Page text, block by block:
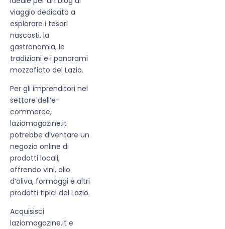
viaggio dedicato a
esplorare i tesori
nascosti, la
gastronomia, le
tradizioni e i panorami
mozzafiato del Lazio.
Per gli imprenditori nel
settore dell’e-
commerce,
laziomagazine.it
potrebbe diventare un
negozio online di
prodotti locali,
offrendo vini, olio
d’oliva, formaggi e altri
prodotti tipici del Lazio.
Acquisisci
laziomagazine.it e